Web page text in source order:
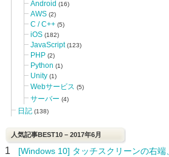
Android (16)
AWS (2)
C / C++ (5)
iOS (182)
JavaScript(123)
PHP (2)
Python (1)
Unity (1)
Webサービス (5)
サーバー (4)
日記 (138)
人気記事BEST10 – 2017年6月
1
[Windows 10] タッチスクリーンの右端